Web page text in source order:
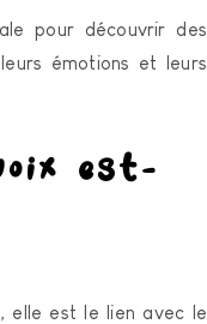
pour découvrir des
émotions et leurs
est-
elle est le lien avec le